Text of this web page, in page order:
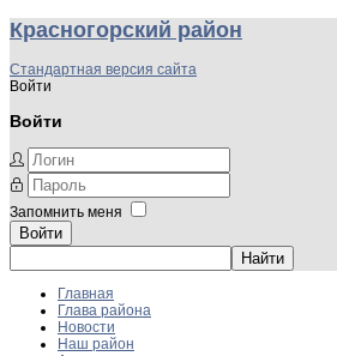
Красногорский район
Стандартная версия сайта
Войти
Войти
Запомнить меня
Войти
Главная
Глава района
Новости
Наш район